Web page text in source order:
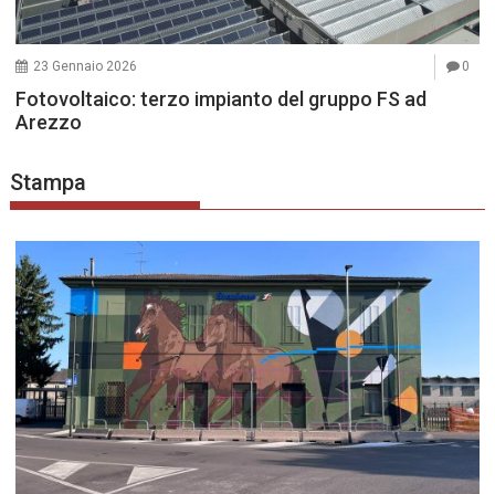
23 Gennaio 2026 0
Fotovoltaico: terzo impianto del gruppo FS ad
Arezzo
Stampa